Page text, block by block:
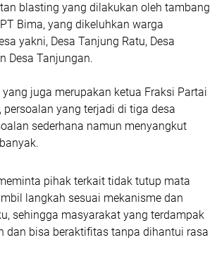
blasting yang dilakukan oleh tambang
Bima, yang dikeluhkan warga
yakni, Desa Tanjung Ratu, Desa
Desa Tanjungan.
juga merupakan ketua Fraksi Partai
persoalan yang terjadi di tiga desa
sederhana namun menyangkut
pihak terkait tidak tutup mata
langkah sesuai mekanisme dan
sehingga masyarakat yang terdampak
dan bisa beraktifitas tanpa dihantui rasa